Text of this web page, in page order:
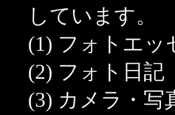
しています。
(1) フォトエッ
(2) フォト日記
(3) カメラ・写